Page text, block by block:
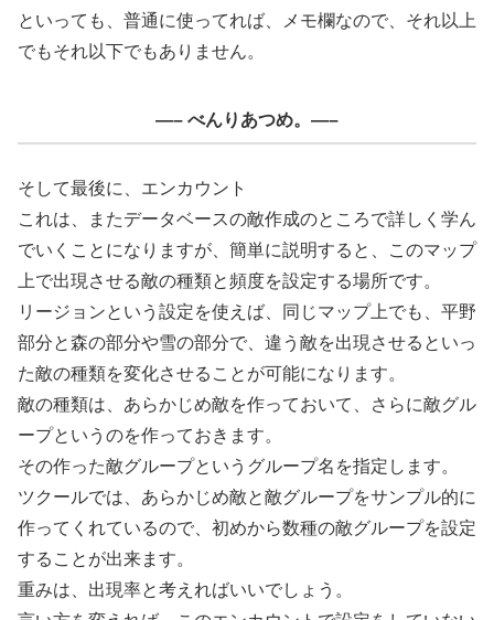
といっても、普通に使ってれば、メモ欄なので、それ以上
でもそれ以下でもありません。
—– べんりあつめ。—–
そして最後に、エンカウント
これは、またデータベースの敵作成のところで詳しく学ん
でいくことになりますが、簡単に説明すると、このマップ
上で出現させる敵の種類と頻度を設定する場所です。
リージョンという設定を使えば、同じマップ上でも、平野
部分と森の部分や雪の部分で、違う敵を出現させるといっ
た敵の種類を変化させることが可能になります。
敵の種類は、あらかじめ敵を作っておいて、さらに敵グル
ープというのを作っておきます。
その作った敵グループというグループ名を指定します。
ツクールでは、あらかじめ敵と敵グループをサンプル的に
作ってくれているので、初めから数種の敵グループを設定
することが出来ます。
重みは、出現率と考えればいいでしょう。